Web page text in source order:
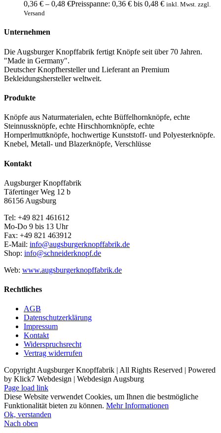
0,36 € – 0,48 €Preisspanne: 0,36 € bis 0,48 € inkl. Mwst. zzgl.
Versand
Unternehmen
Die Augsburger Knopffabrik fertigt Knöpfe seit über 70 Jahren.
"Made in Germany".
Deutscher Knopfhersteller und Lieferant an Premium
Bekleidungshersteller weltweit.
Produkte
Knöpfe aus Naturmaterialen, echte Büffelhornknöpfe, echte
Steinnussknöpfe, echte Hirschhornknöpfe, echte
Hornperlmuttknöpfe, hochwertige Kunststoff- und Polyesterknöpfe.
Knebel, Metall- und Blazerknöpfe, Verschlüsse
Kontakt
Augsburger Knopffabrik
Täfertinger Weg 12 b
86156 Augsburg
Tel: +49 821 461612
Mo-Do 9 bis 13 Uhr
Fax: +49 821 463912
E-Mail: info@augsburgerknopffabrik.de
Shop: info@schneiderknopf.de
Web: www.augsburgerknopffabrik.de
Rechtliches
AGB
Datenschutzerklärung
Impressum
Kontakt
Widerspruchsrecht
Vertrag widerrufen
Copyright Augsburger Knopffabrik | All Rights Reserved | Powered
by Klick7 Webdesign | Webdesign Augsburg
Page load link
Diese Website verwendet Cookies, um Ihnen die bestmögliche
Funktionalität bieten zu können. Mehr Informationen
Ok, verstanden
Nach oben